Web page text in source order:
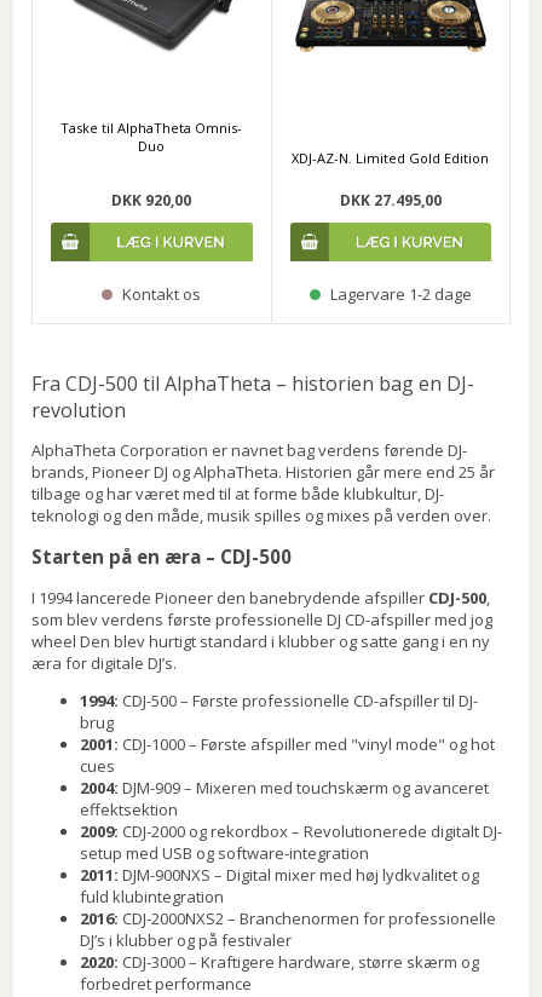
Taske til AlphaTheta Omnis-
Duo
DKK 920,00
Kontakt os
XDJ-AZ-N. Limited Gold Edition
DKK 27.495,00
Lagervare 1-2 dage
Fra CDJ-500 til AlphaTheta – historien bag en DJ-
revolution
AlphaTheta Corporation er navnet bag verdens førende DJ-
brands, Pioneer DJ og AlphaTheta. Historien går mere end 25 år
tilbage og har været med til at forme både klubkultur, DJ-
teknologi og den måde, musik spilles og mixes på verden over.
Starten på en æra – CDJ-500
I 1994 lancerede Pioneer den banebrydende afspiller CDJ-500,
som blev verdens første professionelle DJ CD-afspiller med jog
wheel Den blev hurtigt standard i klubber og satte gang i en ny
æra for digitale DJ’s.
1994: CDJ-500 – Første professionelle CD-afspiller til DJ-
brug
2001: CDJ-1000 – Første afspiller med "vinyl mode" og hot
cues
2004: DJM-909 – Mixeren med touchskærm og avanceret
effektsektion
2009: CDJ-2000 og rekordbox – Revolutionerede digitalt DJ-
setup med USB og software-integration
2011: DJM-900NXS – Digital mixer med høj lydkvalitet og
fuld klubintegration
2016: CDJ-2000NXS2 – Branchenormen for professionelle
DJ’s i klubber og på festivaler
2020: CDJ-3000 – Kraftigere hardware, større skærm og
forbedret performance